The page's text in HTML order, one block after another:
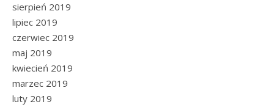
sierpień 2019
lipiec 2019
czerwiec 2019
maj 2019
kwiecień 2019
marzec 2019
luty 2019